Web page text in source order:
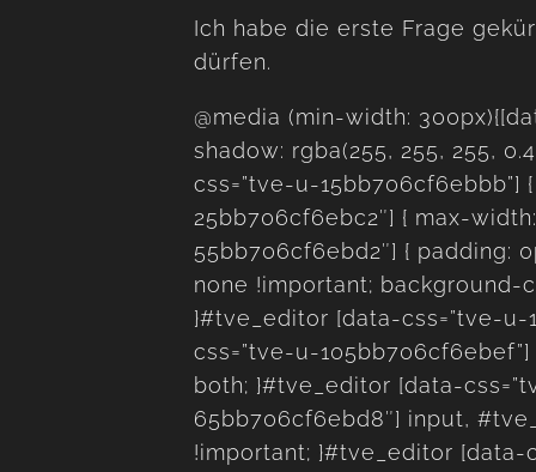
Ich habe die erste Frage
dürfen.
@media (min-width:
shadow: rgba(255, 255, 255,
css=”tve-u-
25bb706cf6ebc2″] { max-
55bb706cf6ebd2″] { padding:
none !important; background-
}#tve_editor [data-css=”tve-
css=”tve-u-
both; }#tve_editor [data-
65bb706cf6ebd8″] input,
!important; }#tve_editor [data-